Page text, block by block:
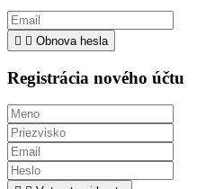
  Obnova hesla
Registrácia nového účtu